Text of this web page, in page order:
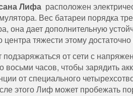
Лифа расположен
Вес батареи порядка
она дает дополнительную
центра тяжести этому
подзаряжаться от сети с
восьми часов, чтобы зарядить
от специального
этого Лиф может пробежать